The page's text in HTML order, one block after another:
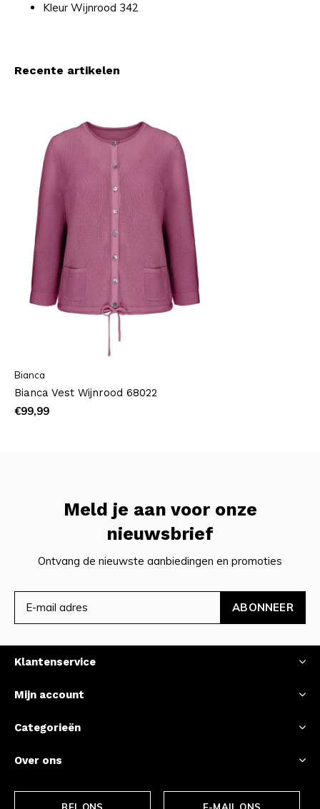
Kleur Wijnrood 342
Recente artikelen
Bianca
Bianca Vest Wijnrood 68022
€99,99
Meld je aan voor onze
nieuwsbrief
Ontvang de nieuwste aanbiedingen en promoties
ABONNEER
Klantenservice
Mijn account
Categorieën
Over ons